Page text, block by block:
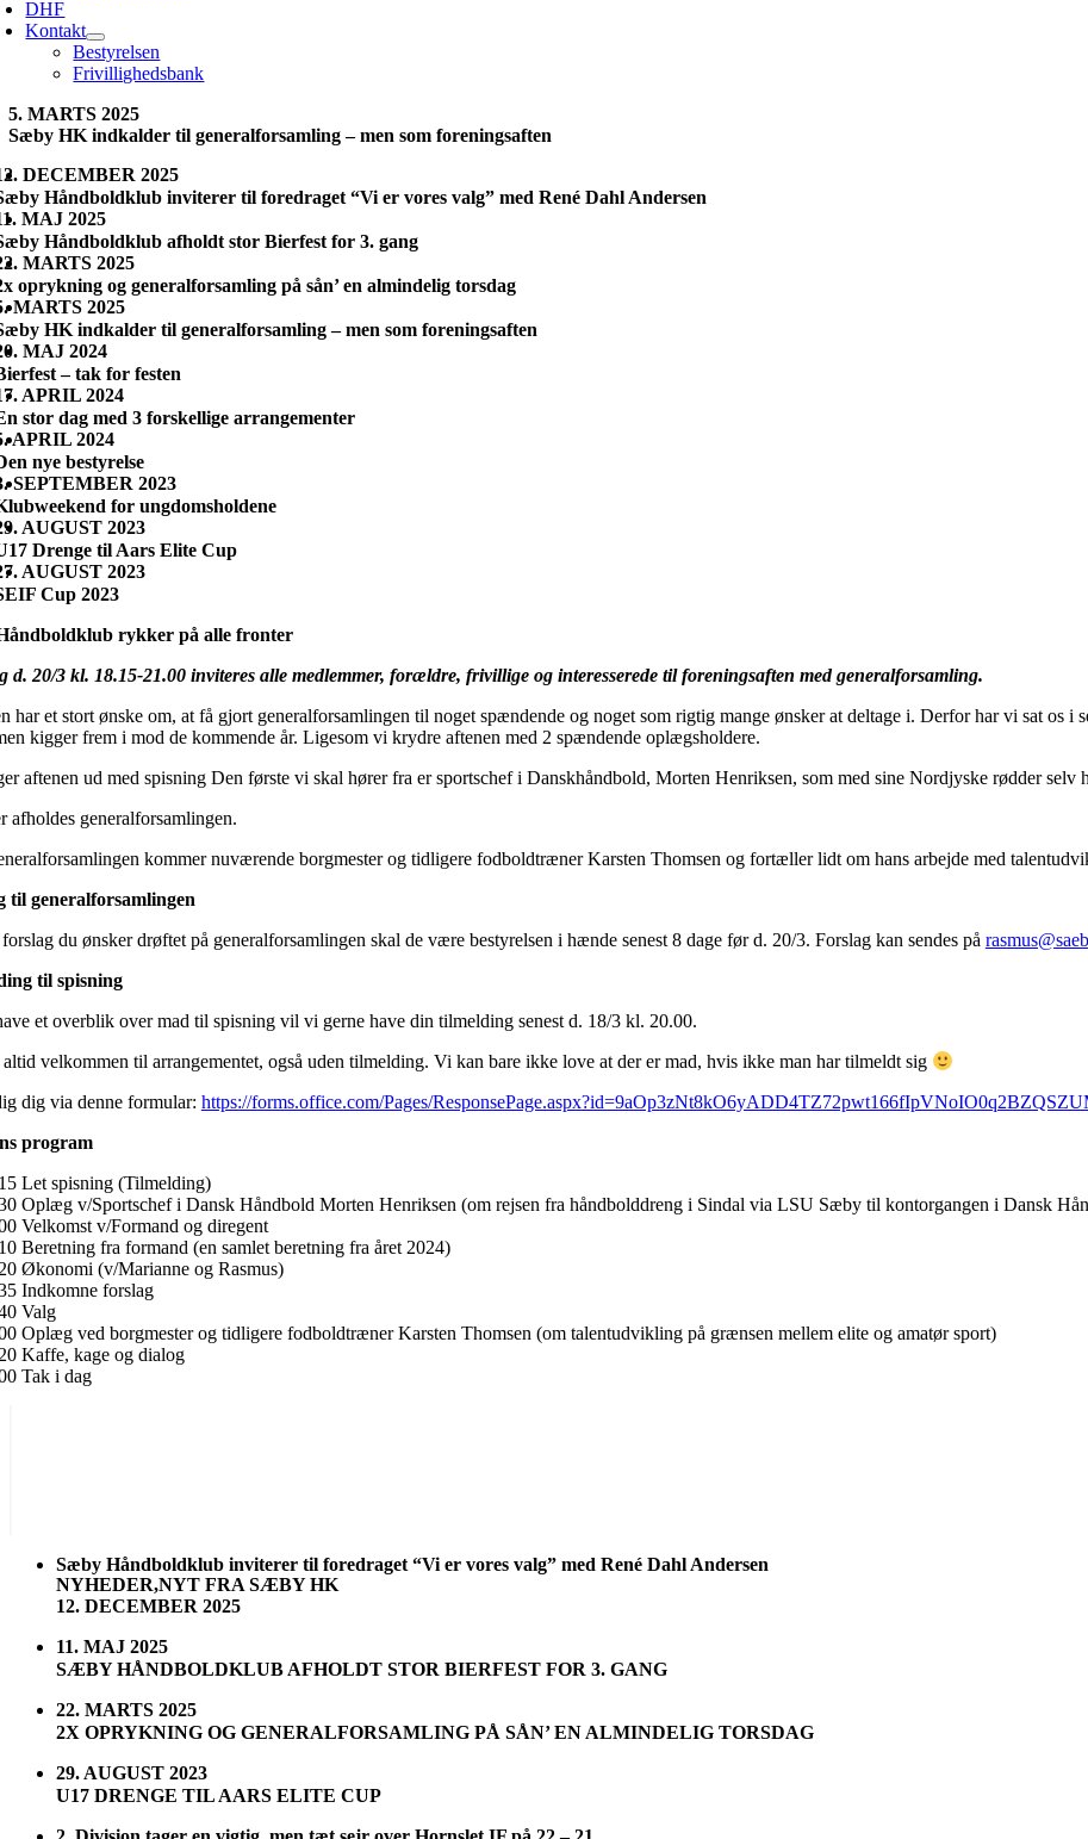
DHF
Kontakt
Bestyrelsen
Frivillighedsbank
5. MARTS 2025
Sæby HK indkalder til generalforsamling – men som foreningsaften
DECEMBER 2025
Håndboldklub inviterer til foredraget “Vi er vores valg” med René Dahl Andersen
MAJ 2025
Håndboldklub afholdt stor Bierfest for 3. gang
MARTS 2025
oprykning og generalforsamling på sån’ en almindelig torsdag
MARTS 2025
HK indkalder til generalforsamling – men som foreningsaften
MAJ 2024
– tak for festen
APRIL 2024
stor dag med 3 forskellige arrangementer
APRIL 2024
nye bestyrelse
SEPTEMBER 2023
for ungdomsholdene
AUGUST 2023
Drenge til Aars Elite Cup
AUGUST 2023
Cup 2023
rykker på alle fronter
d. 20/3 kl. 18.15-21.00 inviteres alle medlemmer, forældre, frivillige og interesserede til foreningsaften med generalforsamling.
har et stort ønske om, at få gjort generalforsamlingen til noget spændende og noget som rigtig mange ønsker at deltage i. Derfor har vi sat os
kigger frem i mod de kommende år. Ligesom vi krydre aftenen med 2 spændende oplægsholdere.
aftenen ud med spisning Den første vi skal hører fra er sportschef i Danskhåndbold, Morten Henriksen, som med sine Nordjyske rødder selv
afholdes generalforsamlingen.
kommer nuværende borgmester og tidligere fodboldtræner Karsten Thomsen og fortæller lidt om hans arbejde med
til generalforsamlingen
du ønsker drøftet på generalforsamlingen skal de være bestyrelsen i hænde senest 8 dage før d. 20/3. Forslag kan sendes på
til spisning
et overblik over mad til spisning vil vi gerne have din tilmelding senest d. 18/3 kl. 20.00.
velkommen til arrangementet, også uden tilmelding. Vi kan bare ikke love at der er mad, hvis ikke man har tilmeldt sig
dig via denne formular: https://forms.office.com/Pages/
program
Let spisning (Tilmelding)
Oplæg v/Sportschef i Dansk Håndbold Morten Henriksen (om rejsen fra håndbolddreng i Sindal via LSU Sæby til kontorgangen i Dansk
Velkomst v/Formand og diregent
Beretning fra formand (en samlet beretning fra året 2024)
Økonomi (v/Marianne og Rasmus)
Indkomne forslag
Valg
Oplæg ved borgmester og tidligere fodboldtræner Karsten Thomsen (om talentudvikling på grænsen mellem elite og amatør sport)
Kaffe, kage og dialog
Tak i dag
Sæby Håndboldklub inviterer til foredraget “Vi er vores valg” med René Dahl Andersen
NYHEDER,NYT FRA SÆBY HK
12. DECEMBER 2025
11. MAJ 2025
SÆBY HÅNDBOLDKLUB AFHOLDT STOR BIERFEST FOR 3. GANG
22. MARTS 2025
2X OPRYKNING OG GENERALFORSAMLING PÅ SÅN’ EN ALMINDELIG TORSDAG
29. AUGUST 2023
U17 DRENGE TIL AARS ELITE CUP